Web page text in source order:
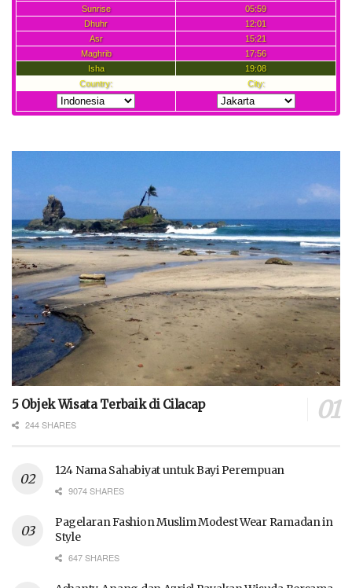
5 Objek Wisata Terbaik di Cilacap
244 SHARES
124 Nama Sahabiyat untuk Bayi Perempuan
9074 SHARES
Pagelaran Fashion Muslim Modest Wear Ramadan in
Style
647 SHARES